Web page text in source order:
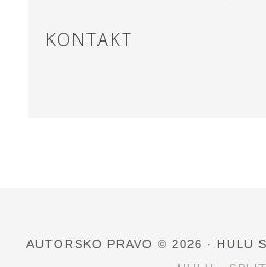
KONTAKT
AUTORSKO PRAVO © 2026 · HULU